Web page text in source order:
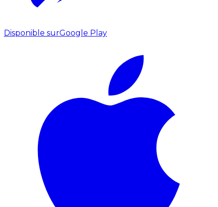
Disponible surGoogle Play